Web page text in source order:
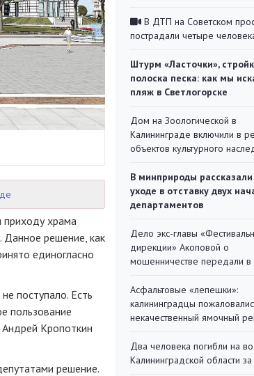
приходу храма
Данное решение, как
единогласно
поступало. Есть
пользование
Андрей Кропоткин
решение.
В ДТП на Советском
пострадали четыре
Штурм «Ласточки»,
полоска песка: как мы
пляж в Светлогорске
Дом на Зоологической в
Калининграде включили в
объектов культурного
В минприроды
уходе в отставку двух
департаментов
Дело экс-главы
дирекции» Акоповой о
мошенничестве передали в
Асфальтовые «лепешки»:
калининградцы
некачественный ямочный
Два человека погибли на
Калининградской области